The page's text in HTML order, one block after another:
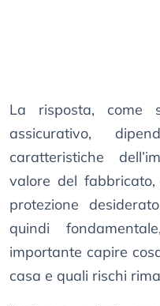
La risposta, come
assicurativo,
caratteristiche
valore del
protezione
quindi
importante capire
casa e quali rischi